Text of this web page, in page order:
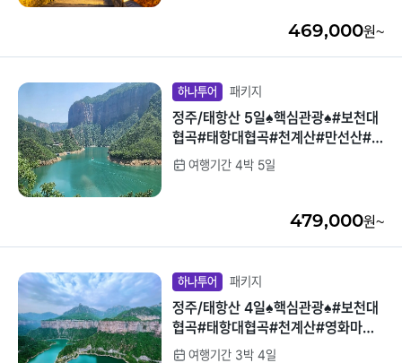
469,000원~
하나투어 패키지
정주/태항산 5일♠핵심관광♠#보천대
협곡#태항대협곡#천계산#만선산#영
화마을#정주박물관
여행기간 4박 5일
479,000원~
하나투어 패키지
정주/태항산 4일♠핵심관광♠#보천대
협곡#태항대협곡#천계산#영화마을#
정주박물관
여행기간 3박 4일